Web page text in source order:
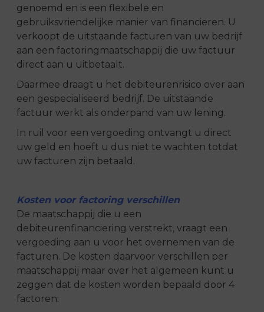
genoemd en is een flexibele en
gebruiksvriendelijke manier van financieren. U
verkoopt de uitstaande facturen van uw bedrijf
aan een factoringmaatschappij die uw factuur
direct aan u uitbetaalt.
Daarmee draagt u het debiteurenrisico over aan
een gespecialiseerd bedrijf. De uitstaande
factuur werkt als onderpand van uw lening.
In ruil voor een vergoeding ontvangt u direct
uw geld en hoeft u dus niet te wachten totdat
uw facturen zijn betaald.
Kosten voor factoring verschillen
De maatschappij die u een
debiteurenfinanciering verstrekt, vraagt een
vergoeding aan u voor het overnemen van de
facturen. De kosten daarvoor verschillen per
maatschappij maar over het algemeen kunt u
zeggen dat de kosten worden bepaald door 4
factoren: